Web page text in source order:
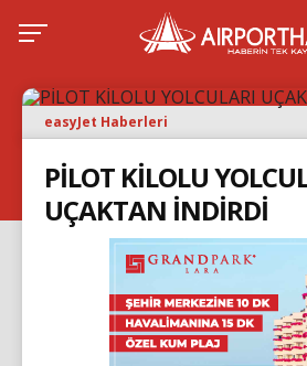
easyJet Haberleri
PİLOT KİLOLU
UÇAKTAN İNDİRDİ